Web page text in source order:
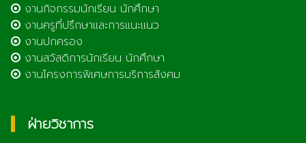
งานกิจกรรมนักเรียน นักศึกษา
งานครูที่ปรึกษาและการแนะแนว
งานปกครอง
งานสวัสดิการนักเรียน นักศึกษา
งานโครงการพิเศษการบริการสังคม
ฝ่ายวิชาการ